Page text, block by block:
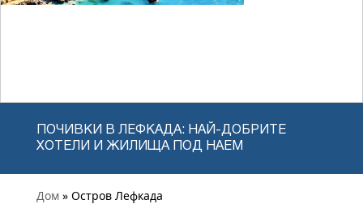
ПОЧИВКИ В ЛЕФКАДА: НАЙ-ДОБРИТЕ
ХОТЕЛИ И ЖИЛИЩА ПОД НАЕМ
Дом » Остров Лефкада